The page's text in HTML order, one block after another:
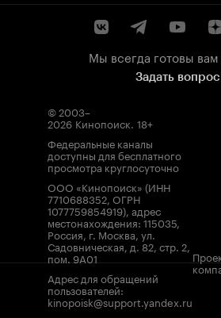
Мы всегда готовы
Задать вопрос
© 2003–
2026 Кинопоиск. 18+
Федеральные каналы
доступны для бесплатного
просмотра круглосуточно
ООО «Кинопоиск» (ИНН
7710688352, ОГРН
1077759854919), адрес
местонахождения: 115035,
Россия, г. Москва, ул.
Садовническая, д. 82, стр. 2,
пом. 9А01
Адрес для обращений
пользователей:
kinopoisk@support.yandex.ru